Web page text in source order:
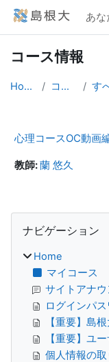
メインコンテンツへス
あ
コース情報
Home コース
心理コースOC動画
教師:蘭 悠久
ブロック
ナビゲーション
Home
マイコース
サイトアナウ
ログインパ
【重要】島
【重要】ユ
個人情報の